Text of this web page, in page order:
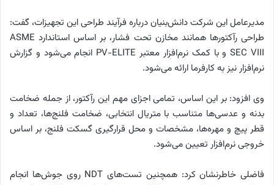
مدیرعامل این شرکت دانش‌بنیان درباره فرآیند طراحی این تجهیزات، گفت:
طراحی رآکتورها همانند مخازن تحت فشار، بر اساس استاندارد ASME
SEC VIII و با کمک نرم‌افزار معتبر PV-ELITE انجام می‌شود و گزارش
نرم‌افزار نیز به کارفرما ارائه می‌شود.
وی افزود: بر این اساس، تمامی اجزای مهم این رآکتور، از جمله ضخامت
بدنه و عدسی‌ها متناسب با متریال انتخابی، ضخامت فلنج‌ها، تعداد و
قطر پیچ و مهره‌ها، مشخصات و محل قرارگیری گسکت فلنج، بر اساس
خروجی نرم‌افزار تعیین می‌شود.
فاضلی خاطرنشان کرد: همچنین تست‌های NDT روی جوش‌ها انجام